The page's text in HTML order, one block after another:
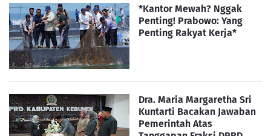
*Kantor Mewah? Nggak
Penting! Prabowo: Yang
Penting Rakyat Kerja*
Dra. Maria Margaretha Sri
Kuntarti Bacakan Jawaban
Pemerintah Atas